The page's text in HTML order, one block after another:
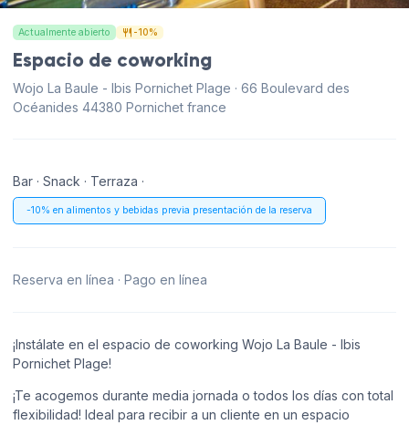
Actualmente abierto -10%
Espacio de coworking
Wojo La Baule - Ibis Pornichet Plage · 66 Boulevard des
Océanides 44380 Pornichet france
Bar · Snack · Terraza ·
-10% en alimentos y bebidas previa presentación de la reserva
Reserva en línea · Pago en línea
¡Instálate en el espacio de coworking Wojo La Baule - Ibis
Pornichet Plage!
¡Te acogemos durante media jornada o todos los días con total
flexibilidad! Ideal para recibir a un cliente en un espacio